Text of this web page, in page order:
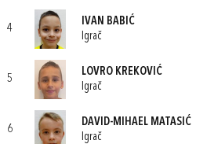
4
IVAN BABIĆ
Igrač
5
LOVRO KREKOVIĆ
Igrač
6
DAVID-MIHAEL MATASIĆ
Igrač